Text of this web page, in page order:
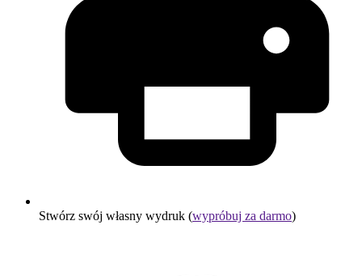
Stwórz swój własny wydruk (wypróbuj za darmo)